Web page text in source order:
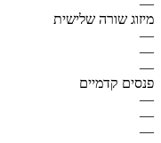
מיזוג שורה שלישית
—
—
—
פנסים קדמיים
—
—
—